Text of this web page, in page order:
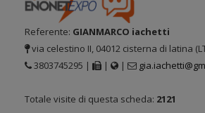
Referente: GIANMARCO iachetti
via celestino II, 04012 cisterna di latina
3803745295 |
| |
Totale visite di questa scheda: 2121